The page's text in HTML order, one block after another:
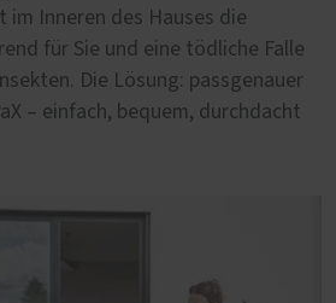
im Inneren des Hauses die
für Sie und eine tödliche Falle
Die Lösung: passgenauer
– einfach, bequem, durchdacht